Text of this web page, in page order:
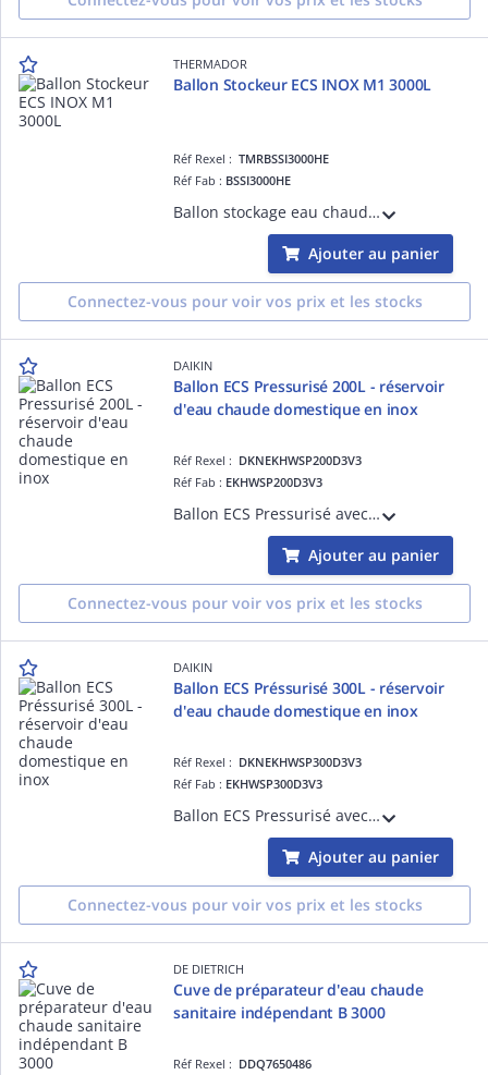
THERMADOR
Ballon Stockeur ECS INOX M1 3000L
Réf Rexel :TMRBSSI3000HE
Réf Fab : BSSI3000HE
Ballon stockage eau chaude sanitaire inox M1 3000L, classe ERP C
Ajouter au panier
Connectez-vous pour voir vos prix et les stocks
DAIKIN
Ballon ECS Pressurisé 200L - réservoir
d'eau chaude domestique en inox
Réf Rexel : DKNEKHWSP200D3V3
Réf Fab : EKHWSP200D3V3
Ballon ECS Pressurisé avec un volume de stockage de 200L et réservoir d'eau chaude domestique en acier inoxydable et traitement anti corrosion
Ajouter au panier
Connectez-vous pour voir vos prix et les stocks
DAIKIN
Ballon ECS Préssurisé 300L - réservoir
d'eau chaude domestique en inox
Réf Rexel : DKNEKHWSP300D3V3
Réf Fab : EKHWSP300D3V3
Ballon ECS Pressurisé avec un volume de stockage de 300L et réservoir d'eau chaude domestique en acier inoxydable et traitement anti corrosion
Ajouter au panier
Connectez-vous pour voir vos prix et les stocks
DE DIETRICH
Cuve de préparateur d'eau chaude
sanitaire indépendant B 3000
Réf Rexel : DDQ7650486